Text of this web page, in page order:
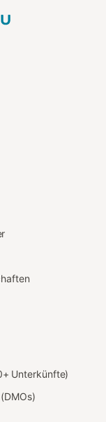
Unterkünfte)